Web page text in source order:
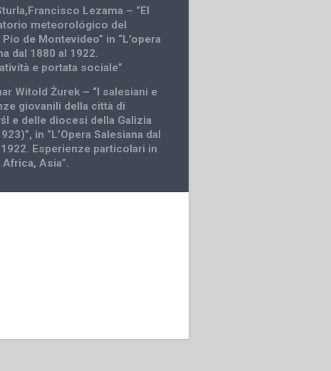
Lezama – “El
meteorológico del
de Montevideo” in “L’opera
dal 1880 al 1922.
e portata sociale”
Witold Żurek – “I salesiani e
giovanili della città di
e delle diocesi della Galizia
in “L’Opera Salesiana dal
Esperienze particolari in
Africa, Asia”.